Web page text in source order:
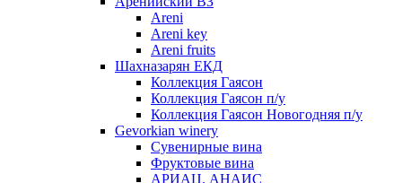
Areni
Areni key
Areni fruits
Шахназарян ЕКД
Коллекция Гаясон
Коллекция Гаясон п/у
Коллекция Гаясон Новогодняя п/у
Gevorkian winery
Сувенирные вина
Фруктовые вина
АРИАЦ. АНАИС